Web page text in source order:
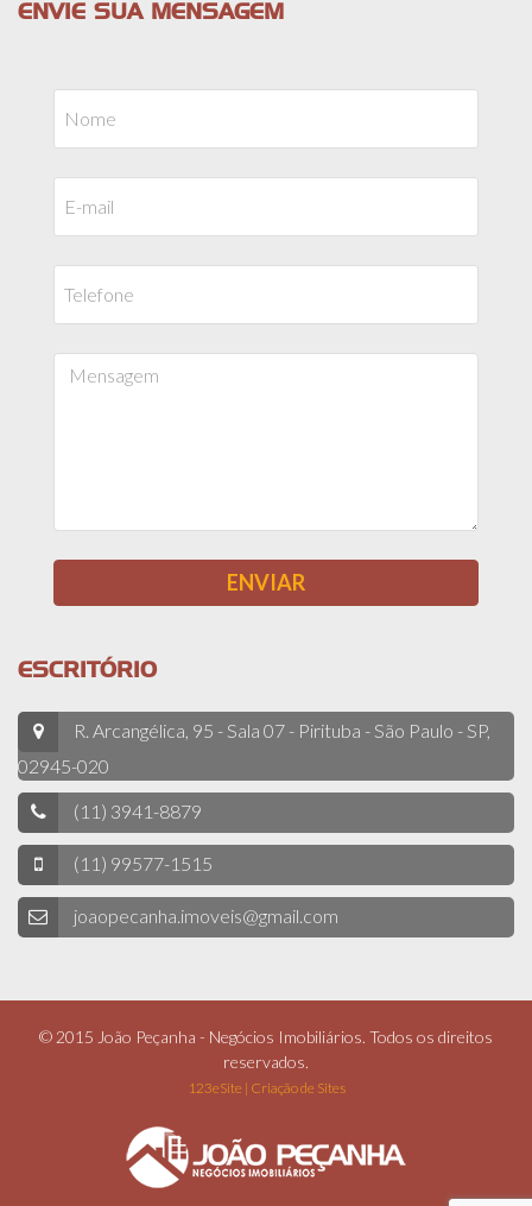
ENVIE SUA MENSAGEM
ESCRITÓRIO
R. Arcangélica, 95 - Sala 07 - Pirituba - São Paulo - SP,
02945-020
(11) 3941-8879
(11) 99577-1515
joaopecanha.imoveis@gmail.com
© 2015 João Peçanha - Negócios Imobiliários. Todos os direitos
reservados.
123eSite | Criação de Sites